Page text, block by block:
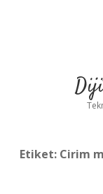
Etiket: Cirim